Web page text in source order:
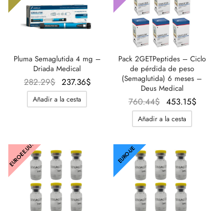
Pluma Semaglutida 4 mg –
Driada Medical
282.29$ El precio
original
era:
237.36$
El precio
Añadir a la cesta
Pack 2GETPeptides – Ciclo
de pérdida de peso
(Semaglutida) 6 meses –
Deus Medical
760.44$ El precio
original
era:
453.15$
Añadir a la cesta
EURO-EE.UU. EURO-UE